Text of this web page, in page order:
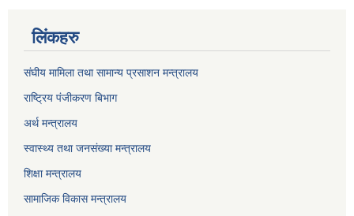
लिंकहरु
संघीय मामिला तथा सामान्य प्रसाशन मन्त्रालय
राष्ट्रिय पंजीकरण बिभाग
अर्थ मन्त्रालय
स्वास्थ्य तथा जनसंख्या मन्त्रालय
शिक्षा मन्त्रालय
सामाजिक विकास मन्त्रालय